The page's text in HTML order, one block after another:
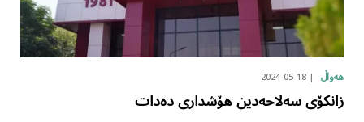
هەواڵ 2024-05-18
زانکۆی سەلاحەدین هۆشداری دەدات